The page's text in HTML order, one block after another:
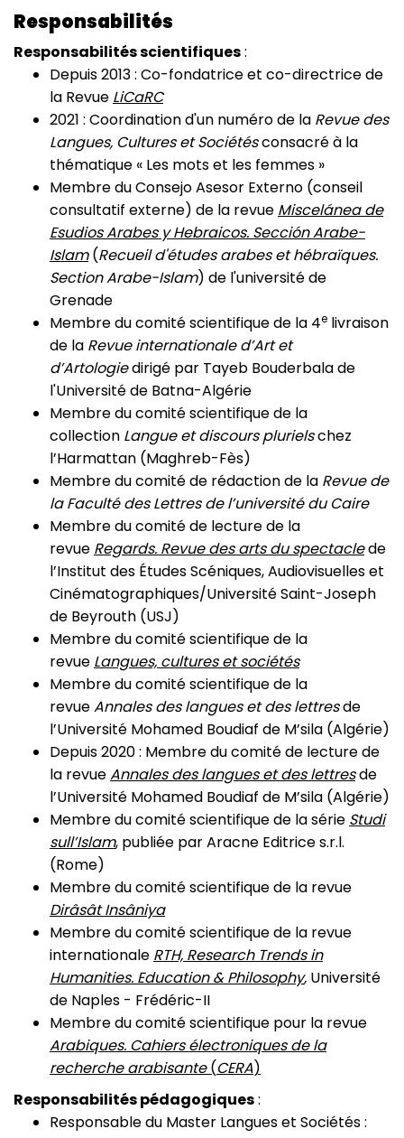
Responsabilités
Responsabilités scientifiques:
Depuis 2013 : Co-fondatrice et co-directrice de
la Revue LiCaRC
2021 : Coordination d'un numéro de la Revue des
Langues, Cultures et Sociétésconsacré à la
thématique « Les mots et les femmes »
Membre du Consejo Asesor Externo (conseil
consultatif externe) de la revue Miscelánea de
Esudios Arabes y Hebraicos. Sección Arabe-
Islam (Recueil d'études arabes et hébraïques.
Section Arabe-Islam) de l'université de
Grenade
Membre du comité scientifique de la 4e livraison
de la Revue internationale d’Art et
d’Artologiedirigé par Tayeb Bouderbala de
l'Université de Batna-Algérie
Membre du comité scientifique de la
collection Langue et discours plurielschez
l’Harmattan (Maghreb-Fès)
Membre du comité de rédaction de la Revue de
la Faculté des Lettres de l’université du Caire
Membre du comité de lecture de la
revue Regards. Revue des arts du spectaclede
l’Institut des Études Scéniques, Audiovisuelles et
Cinématographiques/Université Saint-Joseph
de Beyrouth (USJ)
Membre du comité scientifique de la
revue Langues, cultures et sociétés
Membre du comité scientifique de la
revueAnnales des langues et des lettresde
l’Université Mohamed Boudiaf de M’sila (Algérie)
Depuis 2020 : Membre du comité de lecture de
la revueAnnales des langues et des lettresde
l’Université Mohamed Boudiaf de M’sila (Algérie)
Membre du comité scientifique de la série Studi
sull’Islam, publiée par Aracne Editrice s.r.l.
(Rome)
Membre du comité scientifique de la revue
Dirâsât Insâniya
Membre du comité scientifique de la revue
internationale RTH, Research Trends in
Humanities. Education & Philosophy, Université
de Naples - Frédéric-II
Membre du comité scientifique pour la revue
Arabiques. Cahiers électroniques de la
recherche arabisante (CERA)
Responsabilités pédagogiques:
Responsable du Master Langues et Sociétés :